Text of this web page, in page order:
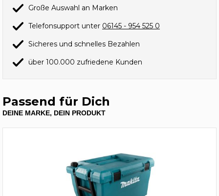
Große Auswahl an Marken
Telefonsupport unter 06145 - 954 525 0
Sicheres und schnelles Bezahlen
über 100.000 zufriedene Kunden
Passend für Dich
DEINE MARKE, DEIN PRODUKT